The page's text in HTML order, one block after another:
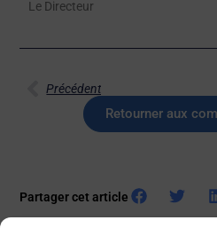
Le Directeur
Précédent
Retourner aux
Partager cet article